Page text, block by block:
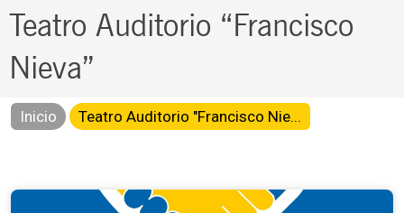
Teatro Auditorio “Francisco
Nieva”
Inicio Teatro Auditorio "Francisco Nie...